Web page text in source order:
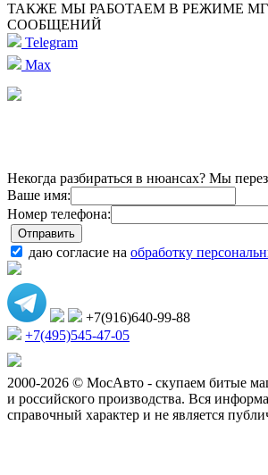
ТАКЖЕ МЫ РАБОТАЕМ В РЕЖИМЕ
СООБЩЕНИЙ
Telegram
Max
Некогда разбираться в нюансах? Мы
Ваше имя:
Номер телефона:
даю согласие на обработку
+7(916)640-99-88
+7(495)545-47-05
2000-2026 © МосАвто - скупаем битые
и российского производства. Вся
справочный характер и не является